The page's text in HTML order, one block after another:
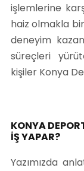
işlemlerine
haiz olmakla
deneyim
süreçleri
kişiler Konya
KONYA
İŞ YAPAR?
Yazımızda